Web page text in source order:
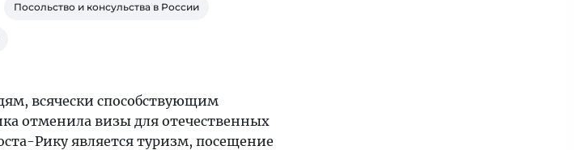
Посольство и консульства в России
всячески способствующим
отменила визы для отечественных
Рику является туризм, посещение